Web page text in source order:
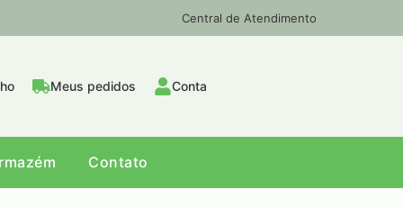
Central de Atendimento
Meus pedidos Conta
Contato